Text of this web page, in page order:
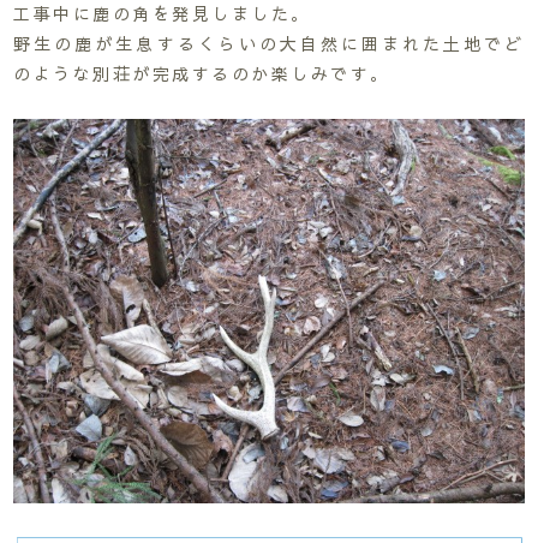
工事中に鹿の角を発見しました。
野生の鹿が生息するくらいの大自然に囲まれた土地でど
のような別荘が完成するのか楽しみです。